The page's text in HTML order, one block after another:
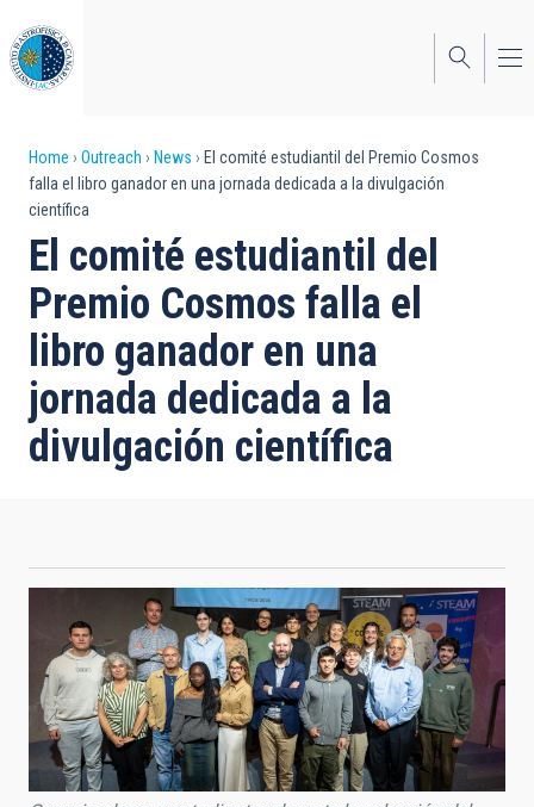
to
main
content
Breadcrumb
Home Outreach News
El comité estudiantil del Premio Cosmos
falla el libro ganador en una jornada dedicada a la divulgación
científica
El comité estudiantil del
Premio Cosmos falla el
libro ganador en una
jornada dedicada a la
divulgación científica